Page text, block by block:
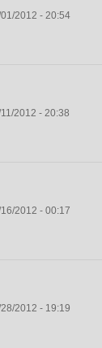
2012 - 20:54
2012 - 20:38
2012 - 00:17
2012 - 19:19